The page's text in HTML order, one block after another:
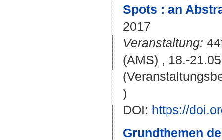
Spots : an
2017
Veranstaltung:
(AMS) , 18.-
)
DOI: https://
Grundthemen